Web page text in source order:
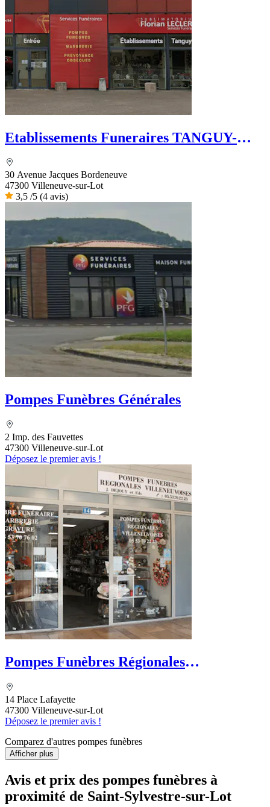
Etablissements Funeraires TANGUY-
30 Avenue Jacques Bordeneuve
47300 Villeneuve-sur-Lot
3,5 /5 (4 avis)
Pompes Funèbres Générales
2 Imp. des Fauvettes
47300 Villeneuve-sur-Lot
Déposez le premier avis !
Pompes Funèbres Régionales
14 Place Lafayette
47300 Villeneuve-sur-Lot
Déposez le premier avis !
Comparez d'autres pompes funèbres
Afficher plus
Avis et prix des pompes funèbres à
proximité de Saint-Sylvestre-sur-Lot